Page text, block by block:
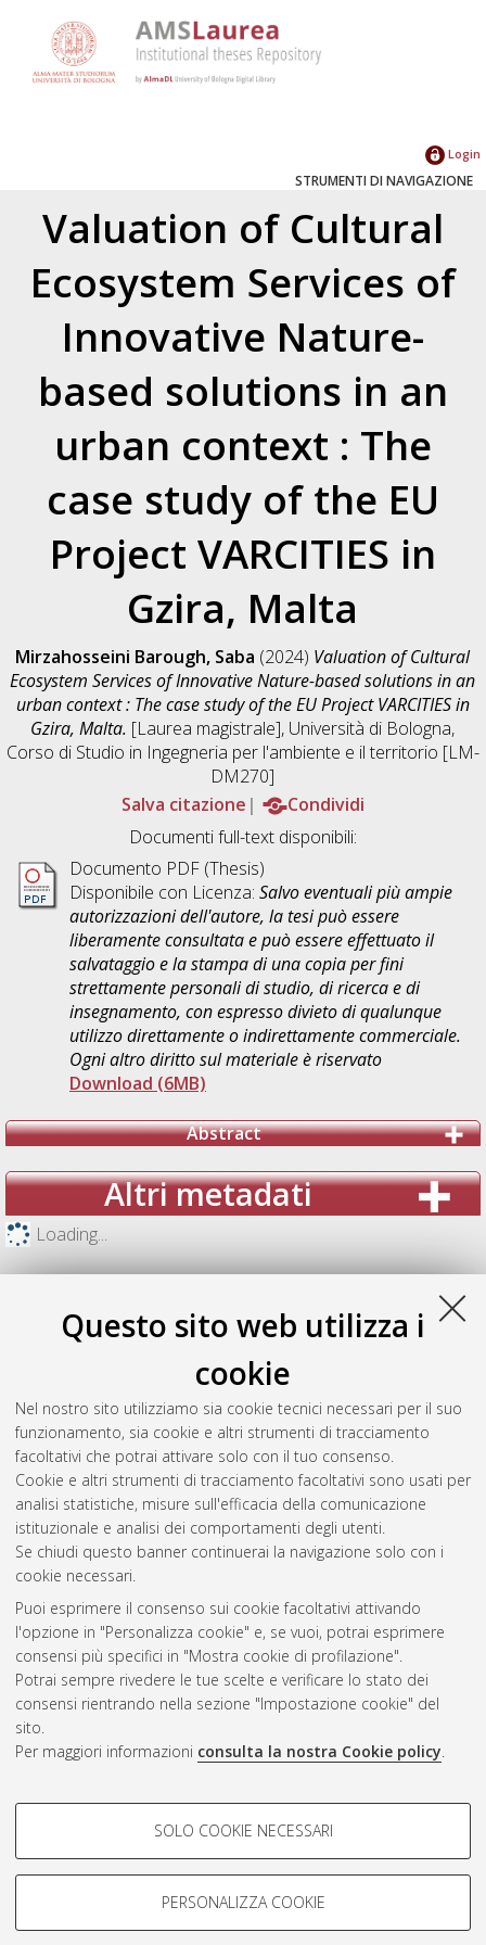
Questo sito web utilizza i
cookie
Nel nostro sito utilizziamo sia cookie tecnici necessari per il suo
funzionamento, sia cookie e altri strumenti di tracciamento
facoltativi che potrai attivare solo con il tuo consenso.
Cookie e altri strumenti di tracciamento facoltativi sono usati per
analisi statistiche, misure sull'efficacia della comunicazione
istituzionale e analisi dei comportamenti degli utenti.
Se chiudi questo banner continuerai la navigazione solo con i
cookie necessari.
Puoi esprimere il consenso sui cookie facoltativi attivando
l'opzione in "Personalizza cookie" e, se vuoi, potrai esprimere
consensi più specifici in "Mostra cookie di profilazione".
Potrai sempre rivedere le tue scelte e verificare lo stato dei
consensi rientrando nella sezione "Impostazione cookie" del
sito.
Per maggiori informazioni consulta la nostra Cookie policy.
COOKIE DI PROFILAZIONE -
Si tratta di cookie utilizzati per analizzare le caratteristiche della
navigazione degli utenti, creare profili in base al loro comportamento
SOLO COOKIE NECESSARI
PERSONALIZZA COOKIE
Login
STRUMENTI DI NAVIGAZIONE
Valuation of Cultural
Ecosystem Services of
Innovative Nature-
based solutions in an
urban context : The
case study of the EU
Project VARCITIES in
Gzira, Malta
Mirzahosseini Barough, Saba (2024) Valuation of Cultural
Ecosystem Services of Innovative Nature-based solutions in an
urban context : The case study of the EU Project VARCITIES in
Gzira, Malta. [Laurea magistrale], Università di Bologna,
Corso di Studio in Ingegneria per l'ambiente e il territorio [LM-
DM270]
Salva citazione
Condividi
Documenti full-text disponibili:
Documento PDF (Thesis)
Disponibile con Licenza: Salvo eventuali più ampie
autorizzazioni dell'autore, la tesi può essere
liberamente consultata e può essere effettuato il
salvataggio e la stampa di una copia per fini
strettamente personali di studio, di ricerca e di
insegnamento, con espresso divieto di qualunque
utilizzo direttamente o indirettamente commerciale.
Ogni altro diritto sul materiale è riservato
Download (6MB)
Abstract
Altri metadati
Loading...
Gestione del documento:
Atom
Rss 1.0
Rss 2.0
AMS Laurea
Impostazioni Cookie
Informativa sulla privacy
Condizioni d’uso del sito